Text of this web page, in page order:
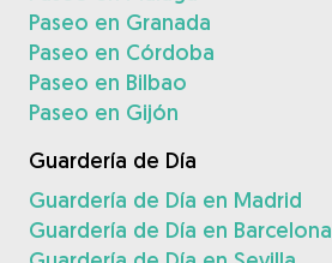
Paseo en Granada
Paseo en Córdoba
Paseo en Bilbao
Paseo en Gijón
Guardería de Día
Guardería de Día en Madrid
Guardería de Día en Barcelona